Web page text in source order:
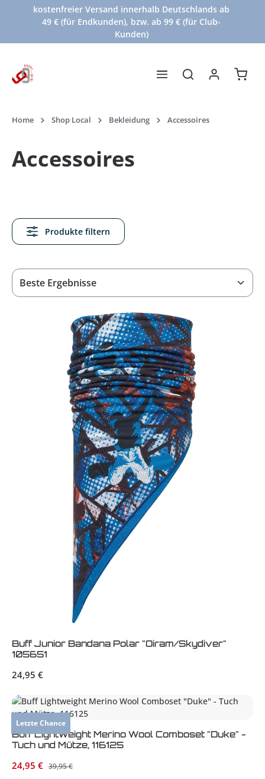
Zum Hauptinhalt springen
kostenfreier Versand innerhalb Deutschlands ab
49 € (für Endkunden), bzw. ab 99 € (für Club-
Kunden)
Home Shop Local Bekleidung Accessoires
Accessoires
Produkte filtern
Buff Junior Bandana Polar "Oiram/Skydiver"
105651
Regulärer Preis:
24,95 €
Letzte Chance
Buff Lightweight Merino Wool Comboset "Duke" -
Tuch und Mütze, 116125
Verkaufspreis:
24,95 € Regulärer Preis:
39,95 €